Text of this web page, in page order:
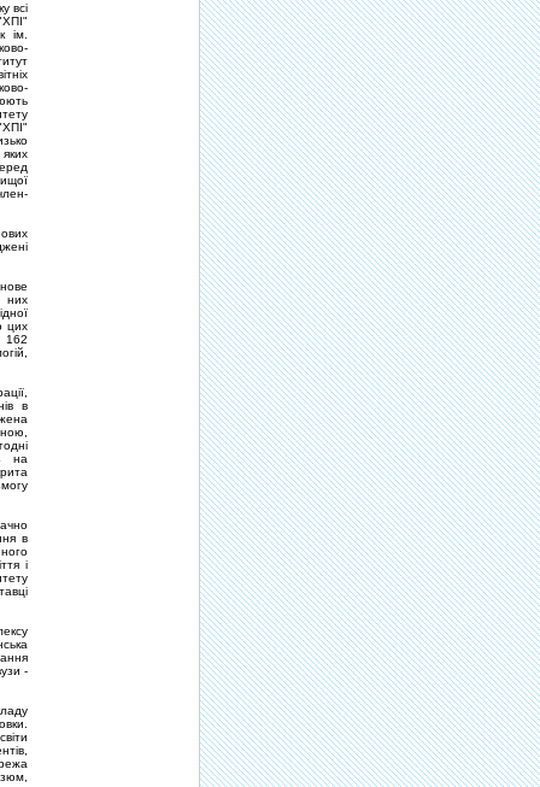
всi
iм.
них
цих
162
в
на
в
i
-